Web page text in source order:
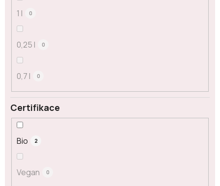
1 l 0
0,25 l 0
0,7 l 0
Certifikace
Bio 2
Vegan 0